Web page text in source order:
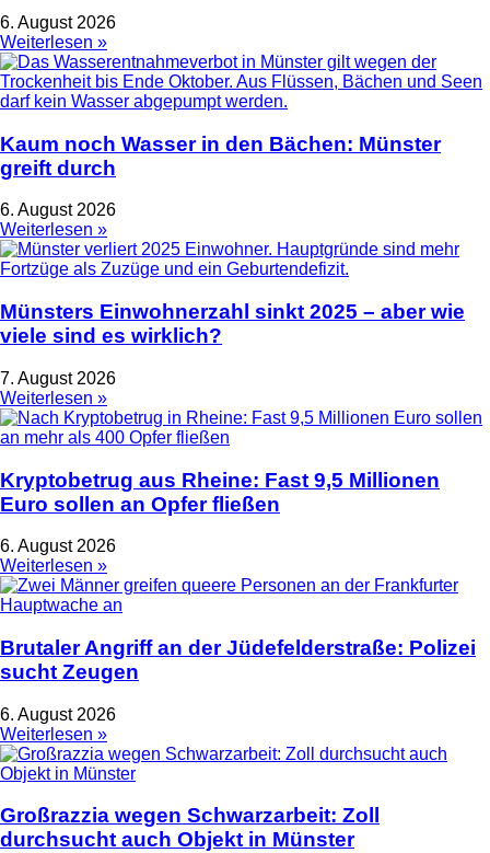
6. August 2026
Weiterlesen »
Kaum noch Wasser in den Bächen: Münster
greift durch
6. August 2026
Weiterlesen »
Münsters Einwohnerzahl sinkt 2025 – aber wie
viele sind es wirklich?
7. August 2026
Weiterlesen »
Kryptobetrug aus Rheine: Fast 9,5 Millionen
Euro sollen an Opfer fließen
6. August 2026
Weiterlesen »
Brutaler Angriff an der Jüdefelderstraße: Polizei
sucht Zeugen
6. August 2026
Weiterlesen »
Großrazzia wegen Schwarzarbeit: Zoll
durchsucht auch Objekt in Münster